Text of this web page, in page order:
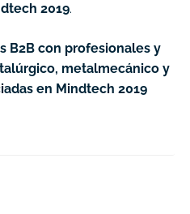
2019.
B2B con profesionales y
metalmecánico y
en Mindtech 2019